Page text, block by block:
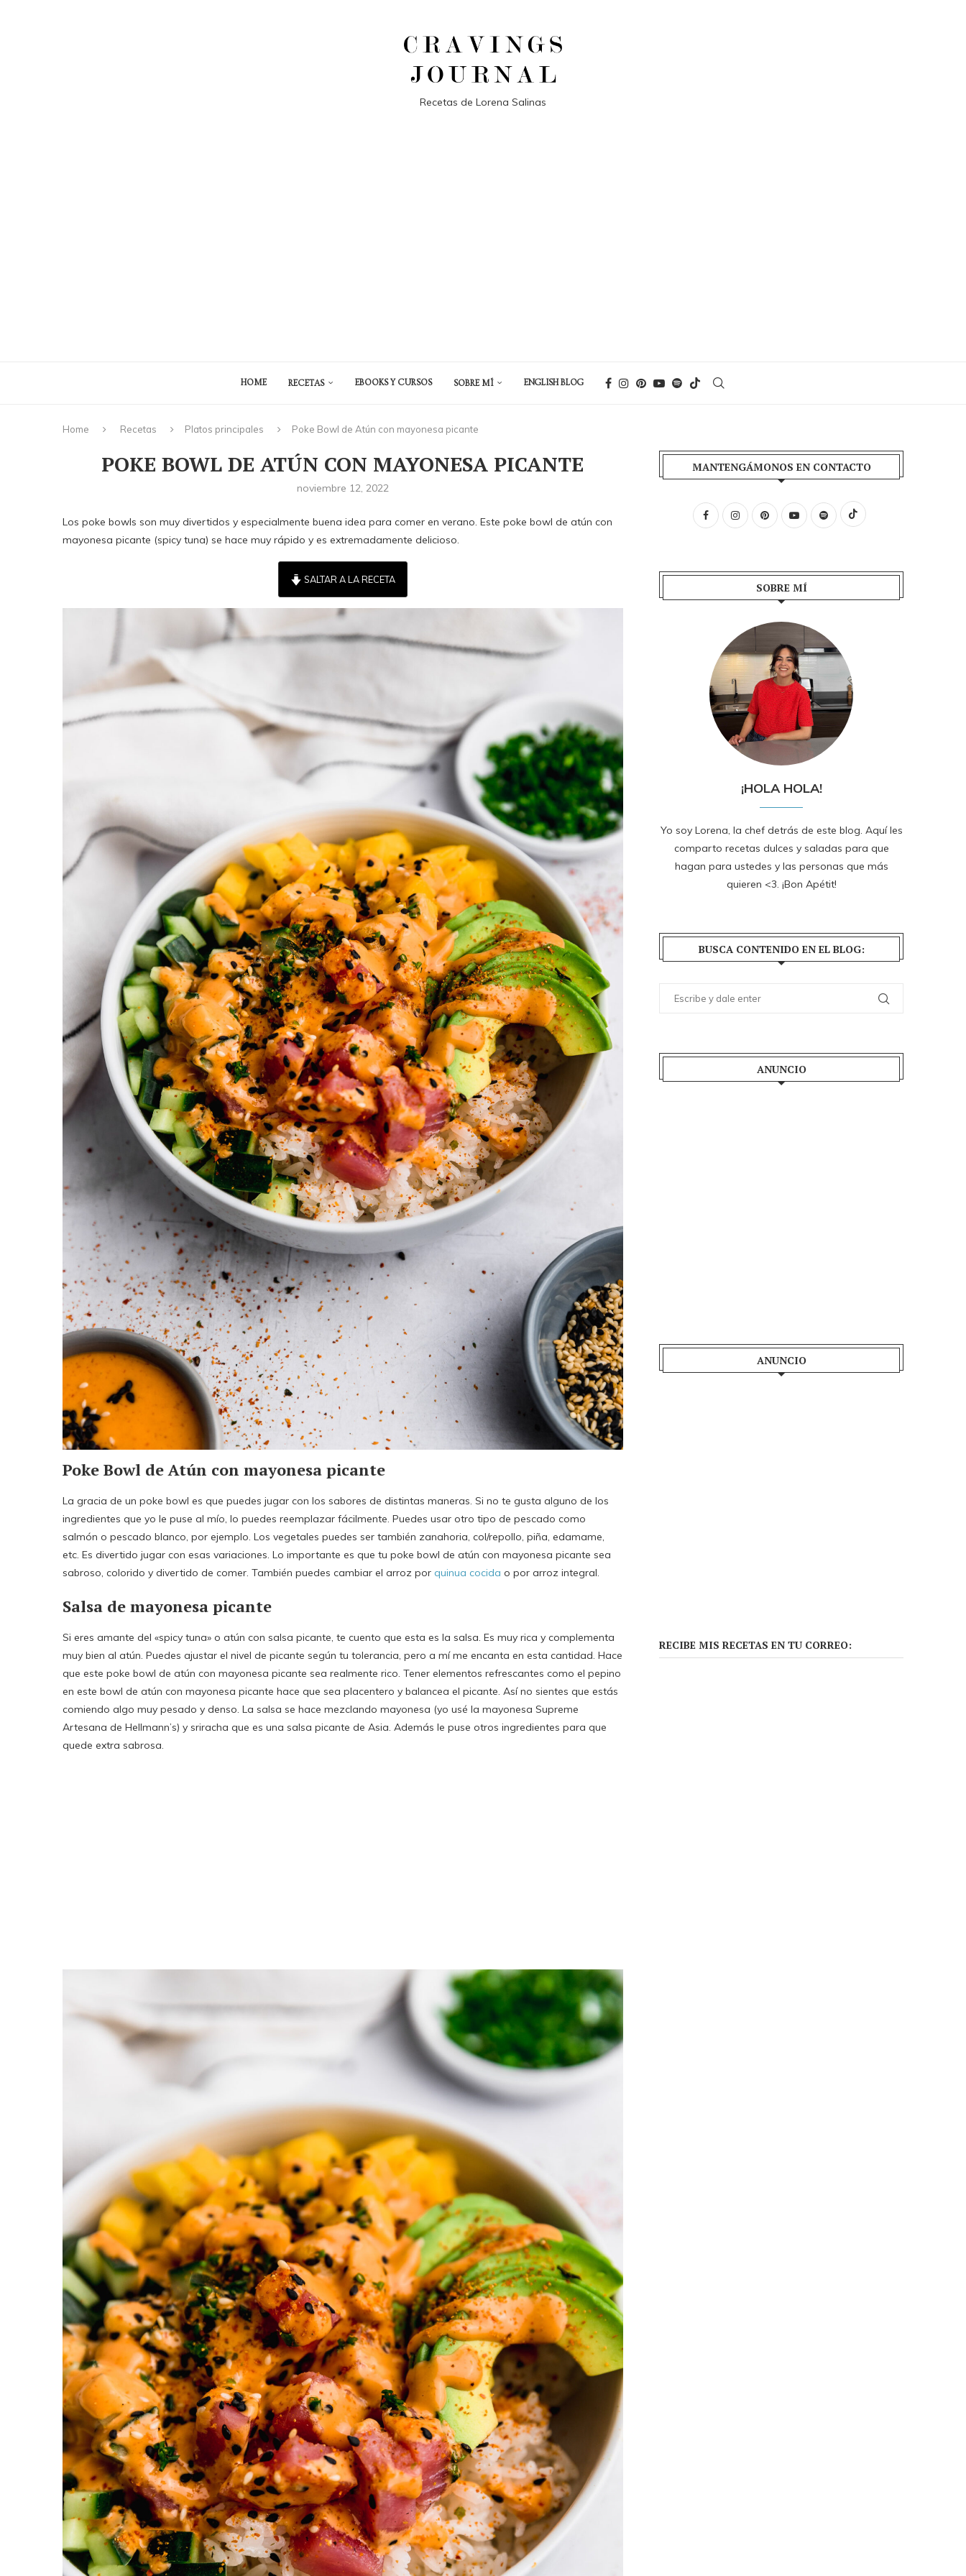
Recetas de Lorena Salinas
HOME RECETAS EBOOKS Y CURSOS SOBRE MÍ ENGLISH BLOG
Home Recetas Platos principales Poke Bowl de Atún con mayonesa picante
POKE BOWL DE ATÚN CON MAYONESA PICANTE
noviembre 12, 2022
Los poke bowls son muy divertidos y especialmente buena idea para comer en verano. Este poke bowl de atún con
mayonesa picante (spicy tuna) se hace muy rápido y es extremadamente delicioso.
SALTAR A LA RECETA
Poke Bowl de Atún con mayonesa picante
La gracia de un poke bowl es que puedes jugar con los sabores de distintas maneras. Si no te gusta alguno de los
ingredientes que yo le puse al mío, lo puedes reemplazar fácilmente. Puedes usar otro tipo de pescado como
salmón o pescado blanco, por ejemplo. Los vegetales puedes ser también zanahoria, col/repollo, piña, edamame,
etc. Es divertido jugar con esas variaciones. Lo importante es que tu poke bowl de atún con mayonesa picante sea
sabroso, colorido y divertido de comer. También puedes cambiar el arroz por quinua cocida o por arroz integral.
Salsa de mayonesa picante
Si eres amante del «spicy tuna» o atún con salsa picante, te cuento que esta es la salsa. Es muy rica y complementa
muy bien al atún. Puedes ajustar el nivel de picante según tu tolerancia, pero a mí me encanta en esta cantidad. Hace
que este poke bowl de atún con mayonesa picante sea realmente rico. Tener elementos refrescantes como el pepino
en este bowl de atún con mayonesa picante hace que sea placentero y balancea el picante. Así no sientes que estás
comiendo algo muy pesado y denso. La salsa se hace mezclando mayonesa (yo usé la mayonesa Supreme
Artesana de Hellmann’s) y sriracha que es una salsa picante de Asia. Además le puse otros ingredientes para que
quede extra sabrosa.
MANTENGÁMONOS EN CONTACTO
SOBRE MÍ
¡HOLA HOLA!
Yo soy Lorena, la chef detrás de este blog. Aquí les
comparto recetas dulces y saladas para que
hagan para ustedes y las personas que más
quieren <3. ¡Bon Apétit!
BUSCA CONTENIDO EN EL BLOG:
ANUNCIO
ANUNCIO
RECIBE MIS RECETAS EN TU CORREO: